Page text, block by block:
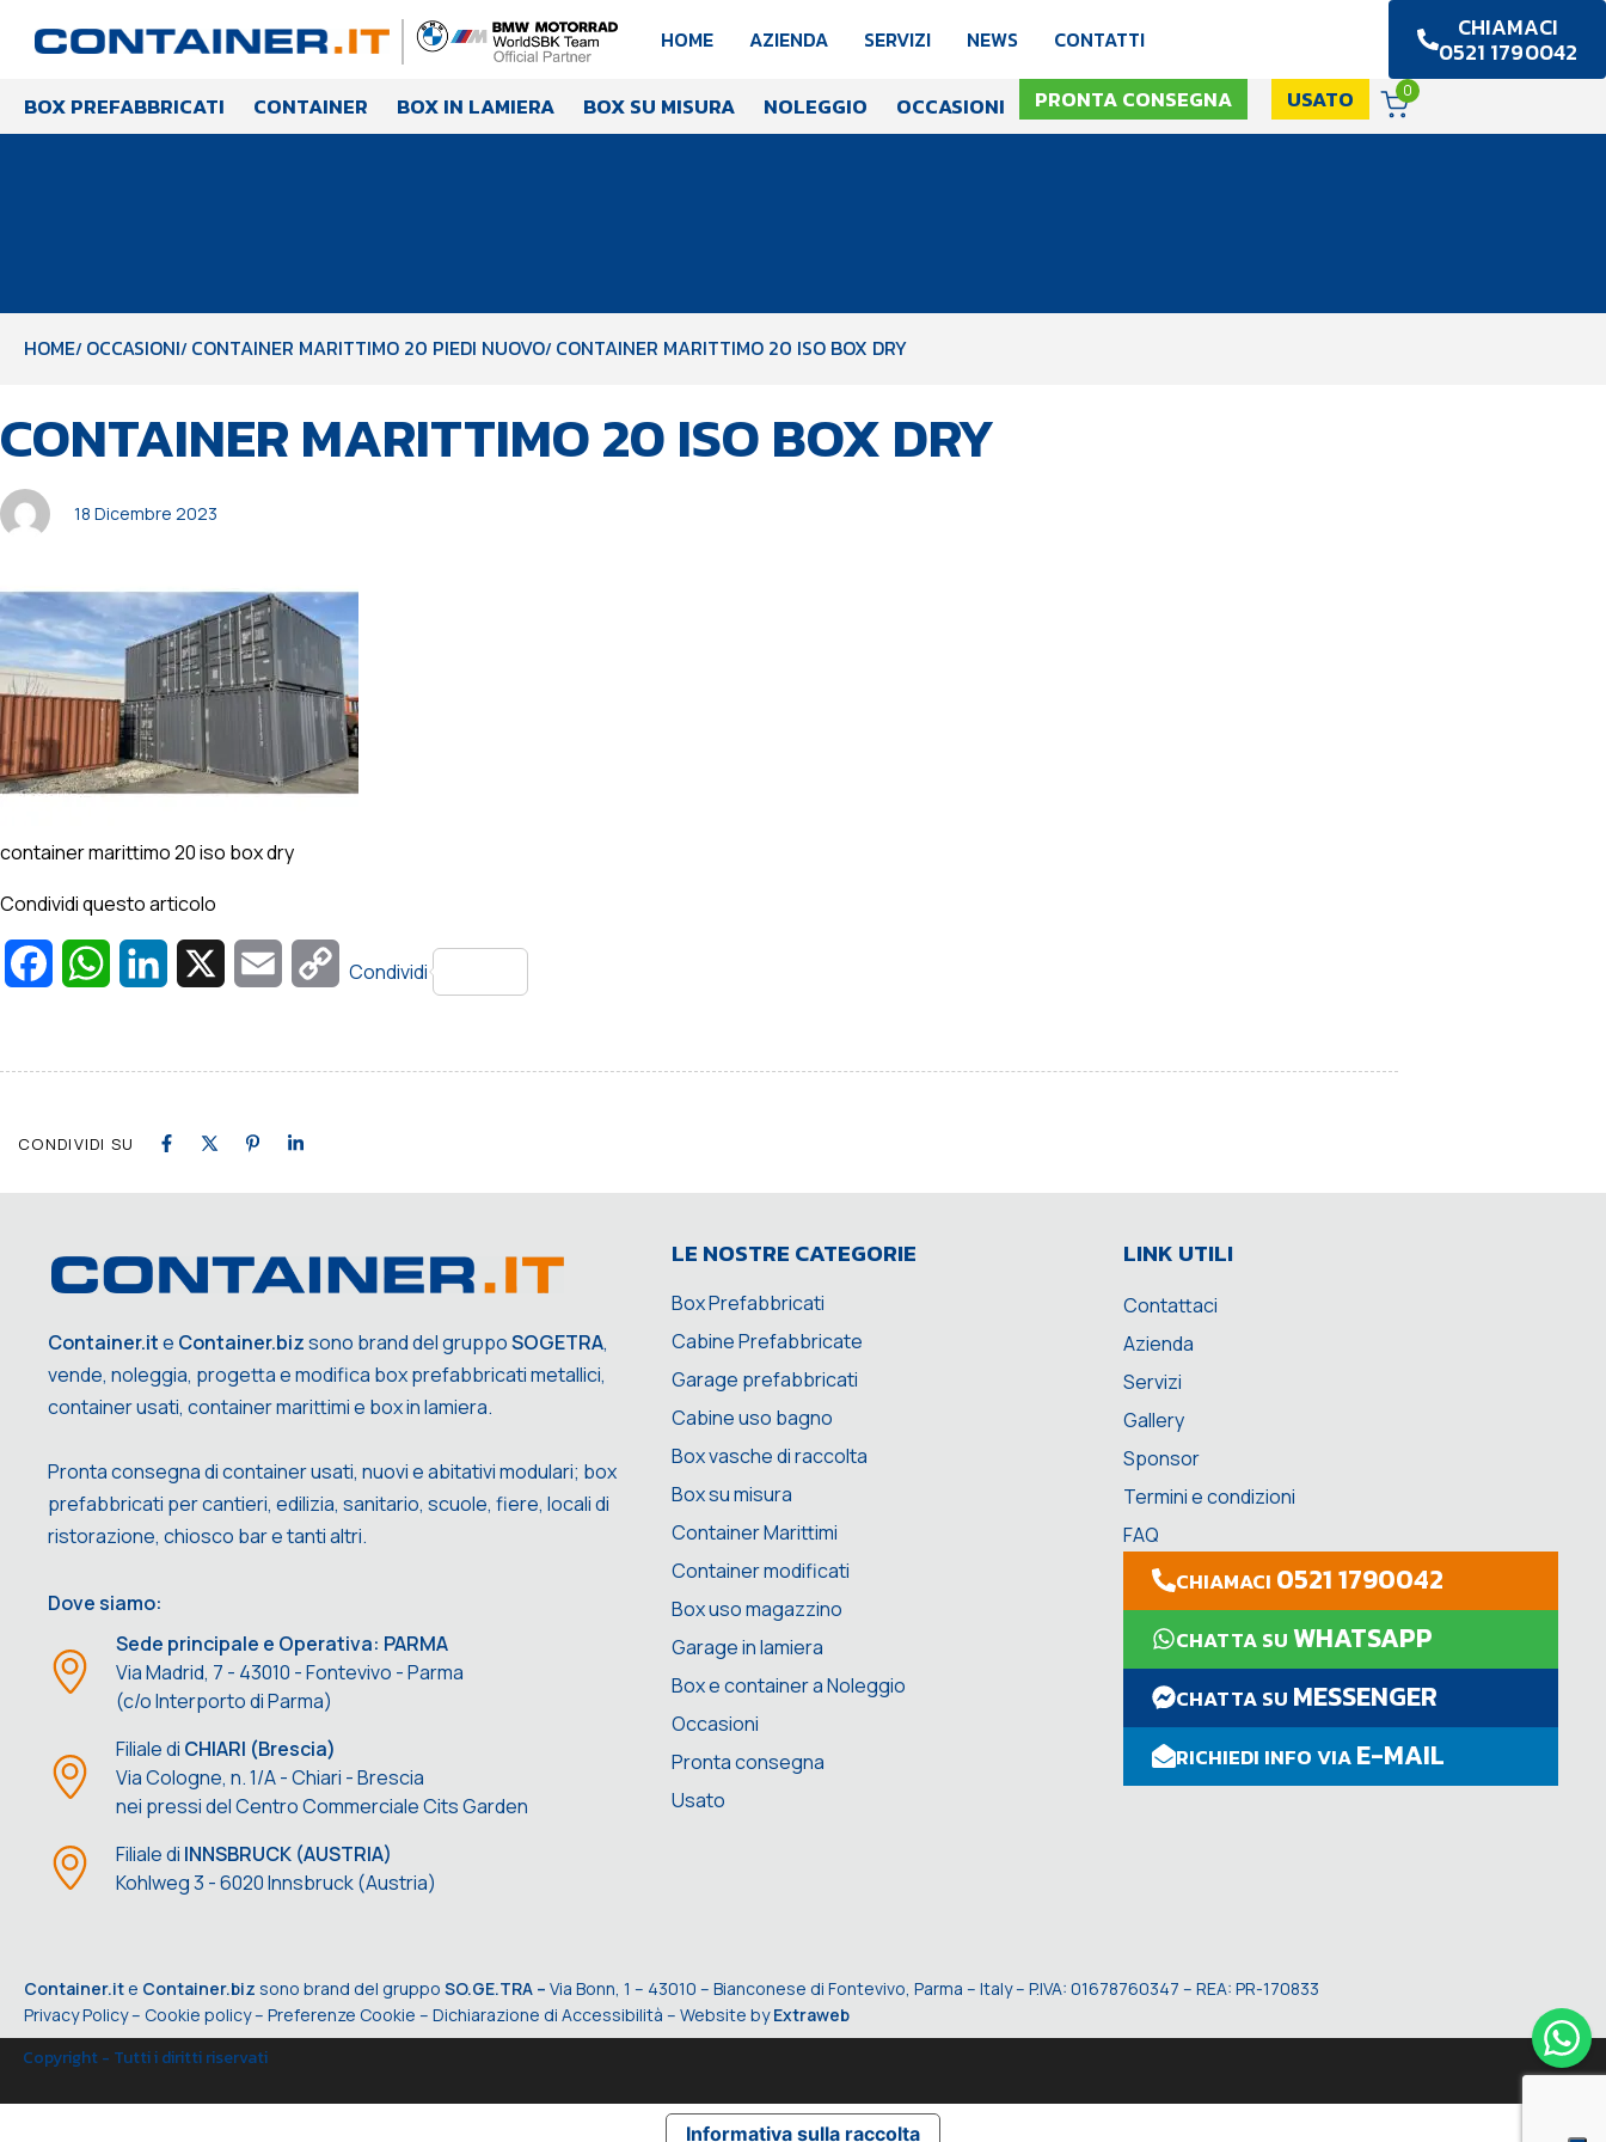
HOME AZIENDA SERVIZI NEWS CONTATTI CHIAMACI
0521 1790042
BOX PREFABBRICATI CONTAINER BOX IN LAMIERA BOX SU MISURA NOLEGGIO OCCASIONI PRONTA CONSEGNA USATO 0
HOME OCCASIONI CONTAINER MARITTIMO 20 PIEDI NUOVO CONTAINER MARITTIMO 20 ISO BOX DRY
IN:
CONTAINER MARITTIMO 20 ISO BOX DRY
il:
18 Dicembre 2023
container marittimo 20 iso box dry
Condividi questo articolo
FacebookWhatsAppLinkedIn Email
Copy
Condividi
CONDIVIDI SU
Container.ite Container.bizsono brand del gruppoSOGETRA,
vende, noleggia, progetta e modifica box prefabbricati metallici,
container usati, container marittimi e box in lamiera.
Pronta consegna di container usati, nuovi e abitativi modulari; box
prefabbricati per cantieri, edilizia, sanitario, scuole, fiere, locali di
ristorazione, chiosco bar e tanti altri.
Dove siamo:
Sede principale e Operativa: PARMA
Via Madrid, 7 - 43010 - Fontevivo - Parma
(c/o Interporto di Parma)
Filiale di CHIARI (Brescia)
Via Cologne, n. 1/A - Chiari - Brescia
nei pressi del Centro Commerciale Cits Garden
Filiale di INNSBRUCK (AUSTRIA)
Kohlweg 3 - 6020 Innsbruck (Austria)
LE NOSTRE CATEGORIE
Box Prefabbricati
Cabine Prefabbricate
Garage prefabbricati
Cabine uso bagno
Box vasche di raccolta
Box su misura
Container Marittimi
Container modificati
Box uso magazzino
Garage in lamiera
Box e container a Noleggio
Occasioni
Pronta consegna
Usato
LINK UTILI
Contattaci
Azienda
Servizi
Gallery
Sponsor
Termini e condizioni
FAQ
CHIAMACI 0521 1790042
CHATTA SUWHATSAPP
CHATTA SU MESSENGER
RICHIEDI INFO VIA E-MAIL
Container.it e Container.biz sono brand del gruppo SO.GE.TRA – Via Bonn, 1 – 43010 – Bianconese di Fontevivo, Parma – Italy – P.IVA: 01678760347 – REA: PR-170833
Privacy Policy– Cookie policy– Preferenze Cookie – Dichiarazione di Accessibilità – Website byExtraweb
Copyright - Tutti i diritti riservati
Informativa sulla raccolta